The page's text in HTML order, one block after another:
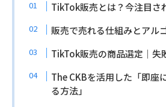
TikTok販売とは？今注目さ
販売で売れる仕組みとアル
TikTok販売の商品選定｜失
The CKBを活用した「即座
る方法」